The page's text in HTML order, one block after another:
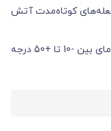
شعله‌های کوتاه‌مدت آتش
4. مقاومت در برابر تغییرات دما: کلاه باید در دمای بین -10 تا +50 درجه